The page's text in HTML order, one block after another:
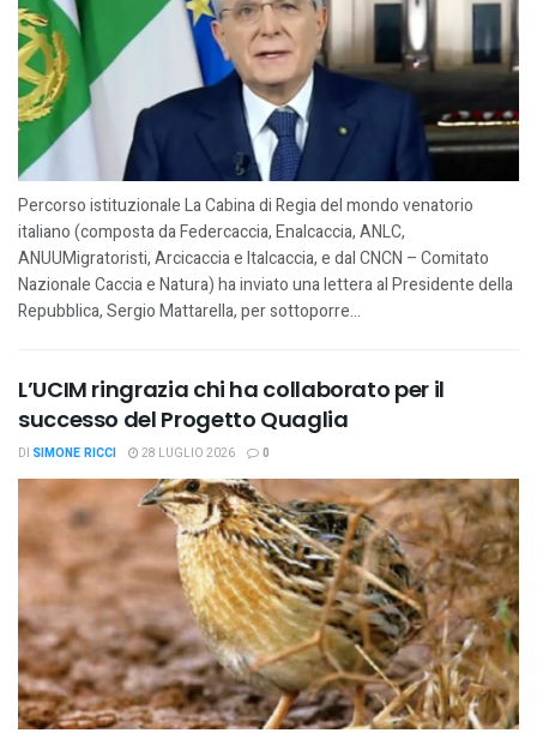
Percorso istituzionale La Cabina di Regia del mondo venatorio
italiano (composta da Federcaccia, Enalcaccia, ANLC,
ANUUMigratoristi, Arcicaccia e Italcaccia, e dal CNCN – Comitato
Nazionale Caccia e Natura) ha inviato una lettera al Presidente della
Repubblica, Sergio Mattarella, per sottoporre...
L’UCIM ringrazia chi ha collaborato per il
successo del Progetto Quaglia
DI SIMONE RICCI 28 LUGLIO 2026 0